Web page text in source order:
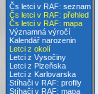
Čs letci v RAF: seznam
Čs letci v RAF: přehled
Čs letci v RAF: mapa
Významná výročí
Kalendář narozenin
Letci z okolí
Letci z Vysočiny
Letci z Plzeňska
Letci z Karlovarska
Stíhači v RAF: profily
Stíhači v RAF: mapa